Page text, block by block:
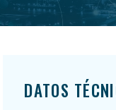
DATOS